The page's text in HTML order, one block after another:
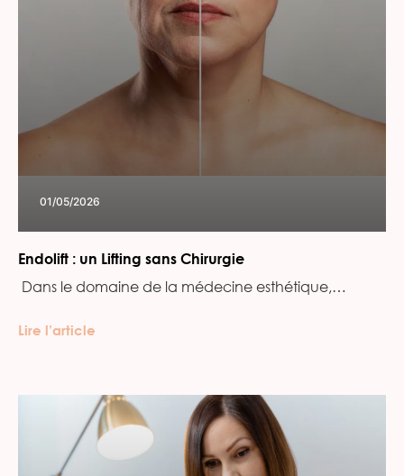
01/05/2026
Endolift : un Lifting sans Chirurgie
‍ Dans le domaine de la médecine esthétique,…
Lire l’article